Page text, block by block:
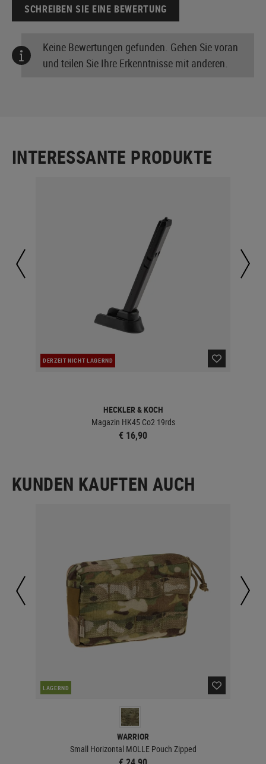
SCHREIBEN SIE EINE BEWERTUNG
Keine Bewertungen gefunden. Gehen Sie voran
und teilen Sie Ihre Erkenntnisse mit anderen.
INTERESSANTE PRODUKTE
DERZEIT NICHT LAGERND
HECKLER & KOCH
Magazin HK45 Co2 19rds
€ 16,90
KUNDEN KAUFTEN AUCH
LAGERND
WARRIOR
Small Horizontal MOLLE Pouch Zipped